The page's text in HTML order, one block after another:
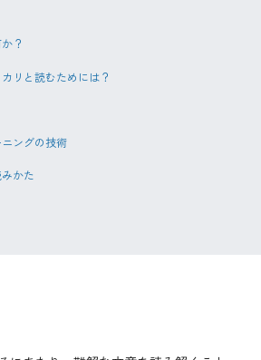
？
リと読むためには？
ングの技術
かた